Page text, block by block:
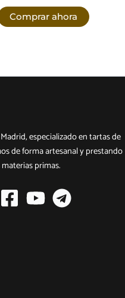
Comprar ahora
producto
Las
elegir
en
especializado en tartas de
de forma artesanal y prestando
primas.
pestaña)
nueva pestaña)
en una nueva pestaña)
(se abre en una nueva pestaña)
(se abre en una nueva
(se abre en una